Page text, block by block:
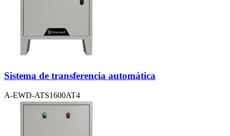
Sistema de transferencia automática
A-EWD-ATS1600AT4